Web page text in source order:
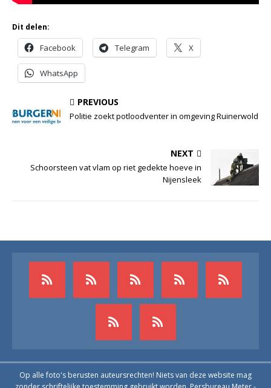
Dit delen:
Facebook Telegram X
WhatsApp
PREVIOUS
Politie zoekt potloodventer in omgeving Ruinerwold
NEXT
Schoorsteen vat vlam op riet gedekte hoeve in
Nijensleek
Op alle foto's berusten auteursrechten! Niets van deze website mag